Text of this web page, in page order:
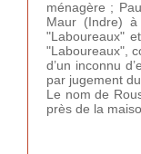
ménagère ;
Maur (Indre)
"Laboureaux"
"Laboureaux",
d’un inconnu
par jugement
Le nom de
près de la